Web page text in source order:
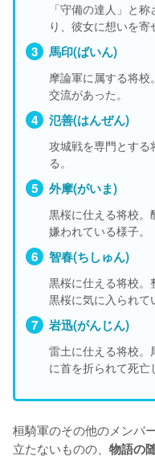
「守備の達人」と
り、彼女に想いを寄
馬印(ばいん)
摩論軍に属する将校
交流があった。
氾善(はんぜん)
攻城戦を専門とする
る。
外摩(がいま)
黒桜に仕える将校。
嫌われている様子。
智春(ちしゅん)
黒桜に仕える将校。
黒桜に気に入られて
岩迅(がんじん)
雷土に仕える将校
に首を折られて死亡
桓騎軍のその他のメンバ
立たないものの、 物語の